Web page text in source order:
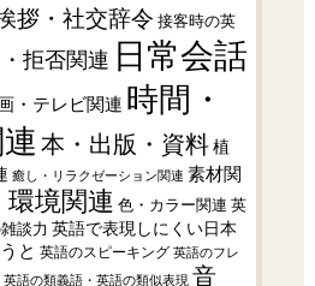
拶・社交辞令 接客時の英
拒否関連 日常会話
・テレビ関連 時間・
本・出版・資料植
癒し・リラクゼーション関連 素材関
環境関連 色・カラー関連 英
談力 英語で表現しにくい日本
と 英語のスピーキング 英語のフレ
英語の類義語・英語の類似表現 音